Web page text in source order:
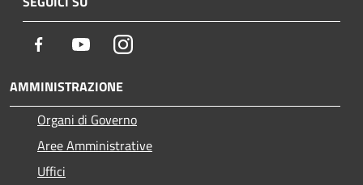
Facebook YoutubeInstagram
AMMINISTRAZIONE
Organi di Governo
Aree Amministrative
Uffici